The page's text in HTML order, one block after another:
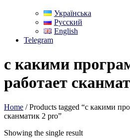
Українська
Русский
English
Telegram
с какими
работает
Home / Products tagged “с какими
сканматик 2 pro”
Showing the single result